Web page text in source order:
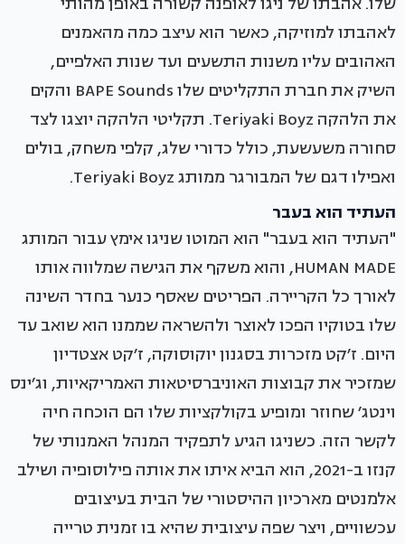
לאהבתו למוזיקה, כאשר הוא עיצב כמה מהאמנים
האהובים עליו משנות התשעים ועד שנות האלפיים,
השיק את חברת התקליטים שלו BAPE Sounds והקים
את הלהקה Teriyaki Boyz. תקליטי הלהקה יוצגו לצד
סחורה משעשעת, כולל כדורי שלג, קלפי משחק, בולים
ואפילו דגם של המבורגר ממותג Teriyaki Boyz.
העתיד הוא בעבר
"העתיד הוא בעבר" הוא המוטו שניגו אימץ עבור המותג
HUMAN MADE, והוא משקף את הגישה שמלווה אותו
לאורך כל הקריירה. הפריטים שאסף כנער בחדר השינה
שלו בטוקיו הפכו לאוצר ולהשראה שממנו הוא שואב עד
היום. ז׳קט מזכרות בסגנון יוקוסוקה, ז׳קט אצטדיון
שמזכיר את קבוצות האוניברסיטאות האמריקאיות, וג׳ינס
וינטג׳ שחוזר ומופיע בקולקציות שלו הם הוכחה חיה
לקשר הזה. כשניגו הגיע לתפקיד המנהל האמנותי של
קנזו ב-2021, הוא הביא איתו את אותה פילוסופיה ושילב
אלמנטים מארכיון ההיסטורי של הבית בעיצובים
עכשוויים, ויצר שפה עיצובית שהיא בו זמנית טרייה